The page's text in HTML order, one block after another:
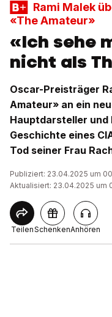
Rami Malek
«The Amateur»
«Ich sehe
nicht als
Oscar-Preisträger
Amateur» an ein
Hauptdarsteller
Geschichte eines
Tod seiner Frau
Publiziert: 23.04.2025 um
Aktualisiert: 23.04.2025 um
TeilenSchenkenAnhören